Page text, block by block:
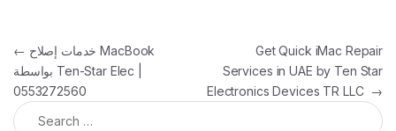
Post navigation
←
بواسطة Ten-Star Elec |
0553272560
Get Quick iMac Repair
Services in UAE by Ten Star
Electronics Devices TR LLC →
Search for: